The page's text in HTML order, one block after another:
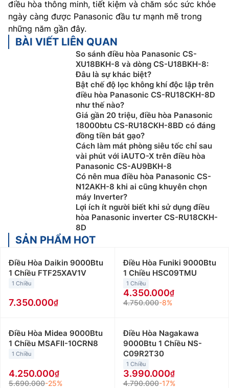
điều hòa thông minh, tiết kiệm và chăm sóc sức khỏe
ngày càng được Panasonic đầu tư mạnh mẽ trong
những năm gần đây.
BÀI VIẾT LIÊN QUAN
So sánh điều hòa Panasonic CS-
XU18BKH-8 và dòng CS-U18BKH-8:
Đâu là sự khác biệt?
Bật chế độ lọc không khí độc lập trên
điều hòa Panasonic CS-RU18CKH-8D
như thế nào?
Giá gần 20 triệu, điều hòa Panasonic
18000btu CS-RU18CKH-8BD có đáng
đồng tiền bát gạo?
Cách làm mát phòng siêu tốc chỉ sau
vài phút với iAUTO-X trên điều hòa
Panasonic CS-AU9BKH-8
Có nên mua điều hòa Panasonic CS-
N12AKH-8 khi ai cũng khuyên chọn
máy Inverter?
Lợi ích ít người biết khi sử dụng điều
hòa Panasonic inverter CS-RU18CKH-
8D
SẢN PHẨM HOT
Điều Hòa Daikin 9000Btu
1 Chiều FTF25XAV1V
1 Chiều
7.350.000
Điều Hòa Funiki 9000Btu
1 Chiều HSC09TMU
1 Chiều
4.350.000
4.750.000-8%
Điều Hòa Midea 9000Btu
1 Chiều MSAFII-10CRN8
1 Chiều
4.250.000
5.690.000-25%
Điều Hòa Nagakawa
9000Btu 1 Chiều NS-
C09R2T30
1 Chiều
3.990.000
4.790.000-17%